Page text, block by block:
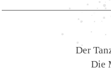
Der
Die